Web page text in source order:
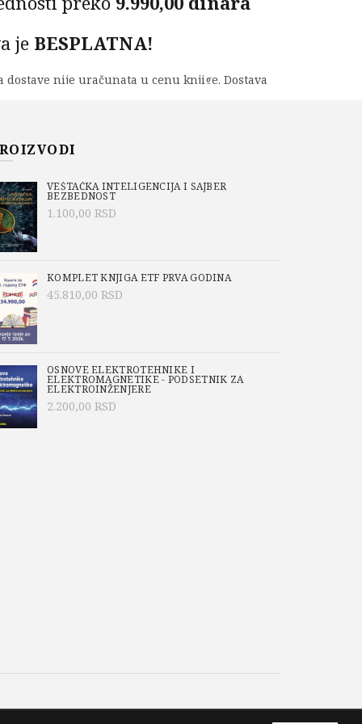
je BESPLATNA!
dostave nije uračunata u cenu knjige. Dostava
količina
885-6
I PROGRAMIRANJE
VEŠTAČKA INTELIGENCIJA I SAJBER
BEZBEDNOST
1.100,00 RSD
KOMPLET KNJIGA ETF PRVA GODINA
45.810,00 RSD
OSNOVE ELEKTROTEHNIKE I
ELEKTROMAGNETIKE - PODSETNIK ZA
ELEKTROINŽENJERE
2.200,00 RSD